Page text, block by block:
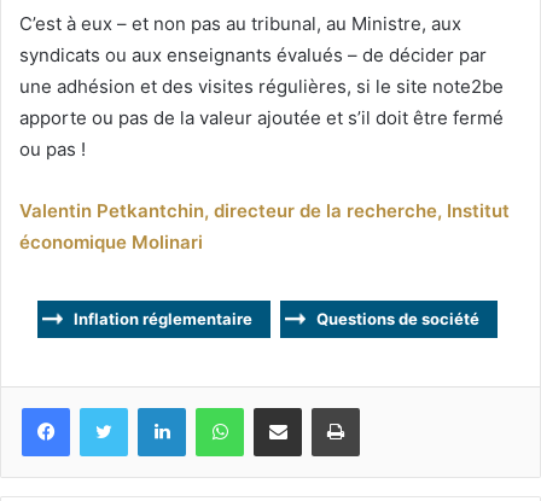
C’est à eux – et non pas au tribunal, au Ministre, aux
syndicats ou aux enseignants évalués – de décider par
une adhésion et des visites régulières, si le site note2be
apporte ou pas de la valeur ajoutée et s’il doit être fermé
ou pas !
Valentin Petkantchin, directeur de la recherche, Institut
économique Molinari
Inflation réglementaire Questions de société
FacebookTwitter LinkedinWhatsApp
Partagez par mail Imprimez